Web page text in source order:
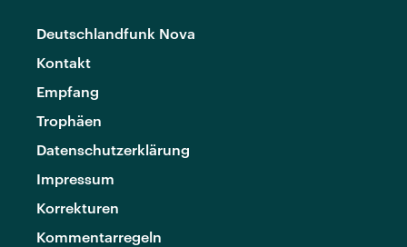
Deutschlandfunk Nova
Kontakt
Empfang
Trophäen
Datenschutzerklärung
Impressum
Korrekturen
Kommentarregeln